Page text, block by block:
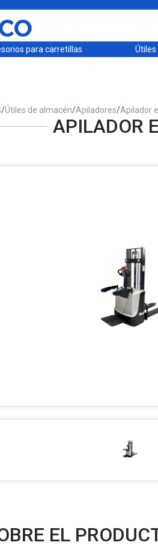
para carretillas
/Útiles de almacén/Apiladores/Apilador
APILADOR
EL